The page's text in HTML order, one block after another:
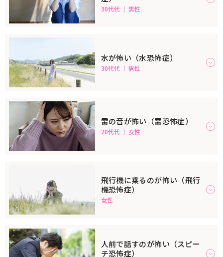
30代代 男性
水が怖い（水恐怖症）
30代代 男性
雷の音が怖い（雷恐怖症）
20代代 女性
飛行機に乗るのが怖い（飛行
機恐怖症）
女性
人前で話すのが怖い（スピー
チ恐怖症）